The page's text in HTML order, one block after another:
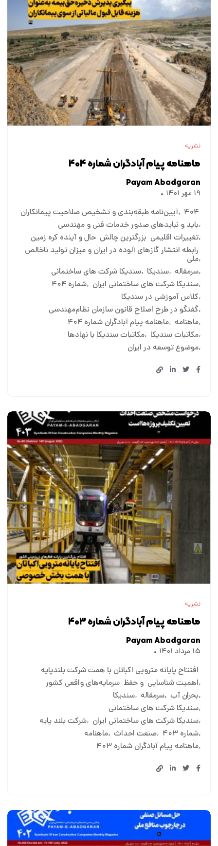
نشریه
ماهنامه پیام آبادگران شماره ۴۰۴
Payam Abadgaran
۱۹ مهر ۱۴۰۱
۴۰۴ آیین‌نامه طبقه‌بندی و تشخیص صلاحیت پیمانکاران
باید و نبایدهای صدور خدمات فنی و مهندسی
تغییرات اقلیمی بزرگترین چالش حال و آینده کره زمین
رابطه انتشار گازهای آلوده در ایران و میزان تولید ناخالص
ملی
سرمقاله سندیکا سندیکا شرکت های ساختمانی
سندیکا شرکت های ساختمانی ایران شماره ۴۰۴
کلاس آموزشی در سندیکا
گفتگو در طرح اصلاح قانون سازمان نظام‌مهندسی
ماهنامه ماهنامه پیام آبادگران شماره ۴۰۴
مکاتبات سندیکا مکاتبات سندیکا با نهادها
موضوع توسعه در ایران
نشریه
ماهنامه پیام آبادگران شماره ۴۰۳
Payam Abadgaran
۱۵ مرداد ۱۴۰۱
افتتاح پایانه مترویی اکباتان با همت شرکت بلندپایه
اهمیت شناسایی و حفظ سرمایه‌های واقعی کشور
بحران آب سرمقاله سندیکا
سندیکا شرکت های ساختمانی
سندیکا شرکت های ساختمانی ایران شرکت بلند پایه
شماره ۴۰۳
صنعت احداث ماهنامه
ماهنامه پیام آبادگران شماره ۴۰۳